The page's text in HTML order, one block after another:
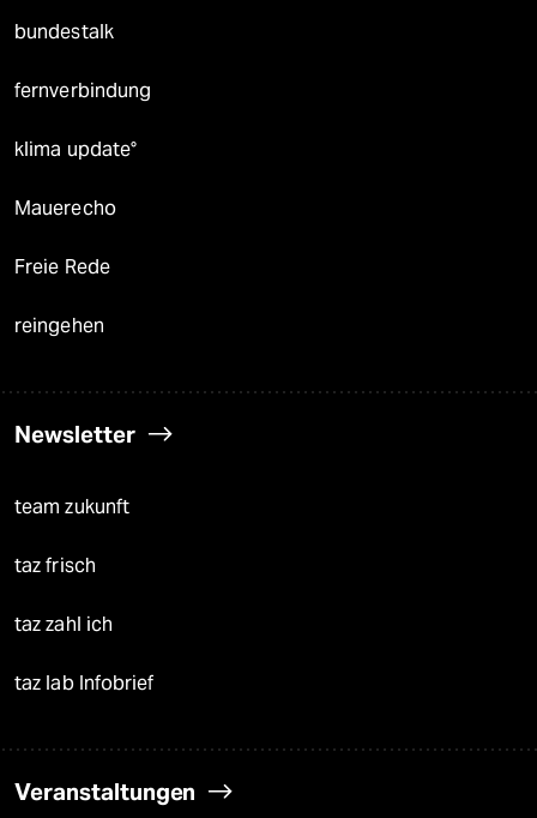
bundestalk
fernverbindung
klima update°
Mauerecho
Freie Rede
reingehen
Newsletter
team zukunft
taz frisch
taz zahl ich
taz lab Infobrief
Veranstaltungen